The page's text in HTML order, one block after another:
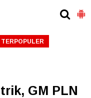
TERPOPULER
GM PLN